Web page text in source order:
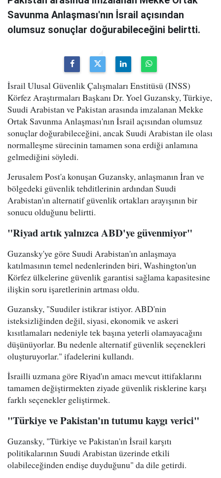
Savunma Anlaşması'nın İsrail açısından
olumsuz sonuçlar doğurabileceğini belirtti.
İsrail Ulusal Güvenlik Çalışmaları Enstitüsü (INSS)
Körfez Araştırmaları Başkanı Dr. Yoel Guzansky, Türkiye,
Suudi Arabistan ve Pakistan arasında imzalanan Mekke
Ortak Savunma Anlaşması'nın İsrail açısından olumsuz
sonuçlar doğurabileceğini, ancak Suudi Arabistan ile olası
normalleşme sürecinin tamamen sona erdiği anlamına
gelmediğini söyledi.
Jerusalem Post'a konuşan Guzansky, anlaşmanın İran ve
bölgedeki güvenlik tehditlerinin ardından Suudi
Arabistan'ın alternatif güvenlik ortakları arayışının bir
sonucu olduğunu belirtti.
"Riyad artık yalnızca ABD'ye güvenmiyor"
Guzansky'ye göre Suudi Arabistan'ın anlaşmaya
katılmasının temel nedenlerinden biri, Washington'un
Körfez ülkelerine güvenlik garantisi sağlama kapasitesine
ilişkin soru işaretlerinin artması oldu.
Guzansky, "Suudiler istikrar istiyor. ABD'nin
isteksizliğinden değil, siyasi, ekonomik ve askeri
kısıtlamaları nedeniyle tek başına yeterli olamayacağını
düşünüyorlar. Bu nedenle alternatif güvenlik seçenekleri
oluşturuyorlar." ifadelerini kullandı.
İsrailli uzmana göre Riyad'ın amacı mevcut ittifaklarını
tamamen değiştirmekten ziyade güvenlik risklerine karşı
farklı seçenekler geliştirmek.
"Türkiye ve Pakistan'ın tutumu kaygı verici"
Guzansky, "Türkiye ve Pakistan'ın İsrail karşıtı
politikalarının Suudi Arabistan üzerinde etkili
olabileceğinden endişe duyduğunu" da dile getirdi.